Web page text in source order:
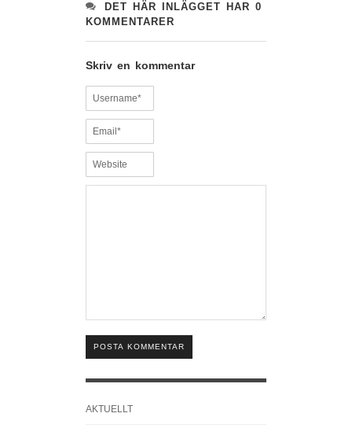
DET HÄR INLÄGGET HAR 0
KOMMENTARER
Skriv en kommentar
POSTA KOMMENTAR
AKTUELLT